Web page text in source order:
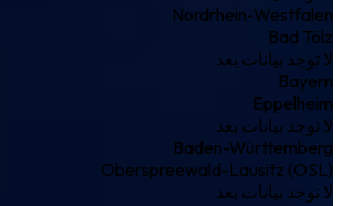
Nordrhein-Westfalen
Bad Tölz
لا توجد بيانات بعد
Bayern
Eppelheim
لا توجد بيانات بعد
Baden-Württemberg
Oberspreewald-Lausitz (OSL)
لا توجد بيانات بعد